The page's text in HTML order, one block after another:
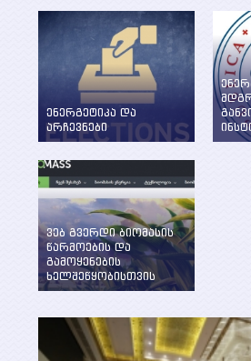
ენერგეტიკა და
არჩევნები
ენერგეტიკის
საკითხების განხილვა
პერიოდში
ვებ გვერდი ბიომასის
წარმოების და
გამოყენების
ხელშეწყობისთვის
შექმნილია WEG-ის
საქართველოს
გარემოსა და
ბუნებრივი